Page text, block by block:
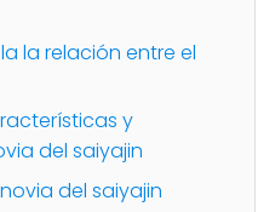
la relación entre el
y
del saiyajin
del saiyajin